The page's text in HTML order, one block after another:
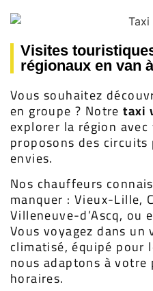
Visites
régionaux en van
Vous souhaitez
en groupe ? Notretaxi
explorer la région
proposons des
envies.
Nos chauffeurs
manquer : Vieux-Lille,
Villeneuve-d’Ascq, ou
Vous voyagez dans
climatisé, équipé pour
nous adaptons à votre
horaires.